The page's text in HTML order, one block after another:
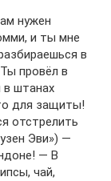
нужен
и ты мне
в
провёл в
в штанах
для защиты!
отстрелить
Эви») —
— В
чай,